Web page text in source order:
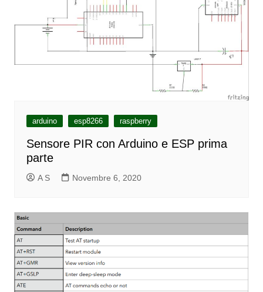
arduino esp8266 raspberry
Sensore PIR con Arduino e ESP prima
parte
A S Novembre 6, 2020